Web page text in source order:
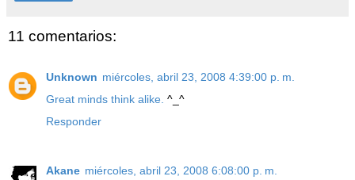
11 comentarios:
Unknown miércoles, abril 23, 2008 4:39:00 p. m.
Great minds think alike. ^_^
Responder
Akane miércoles, abril 23, 2008 6:08:00 p. m.